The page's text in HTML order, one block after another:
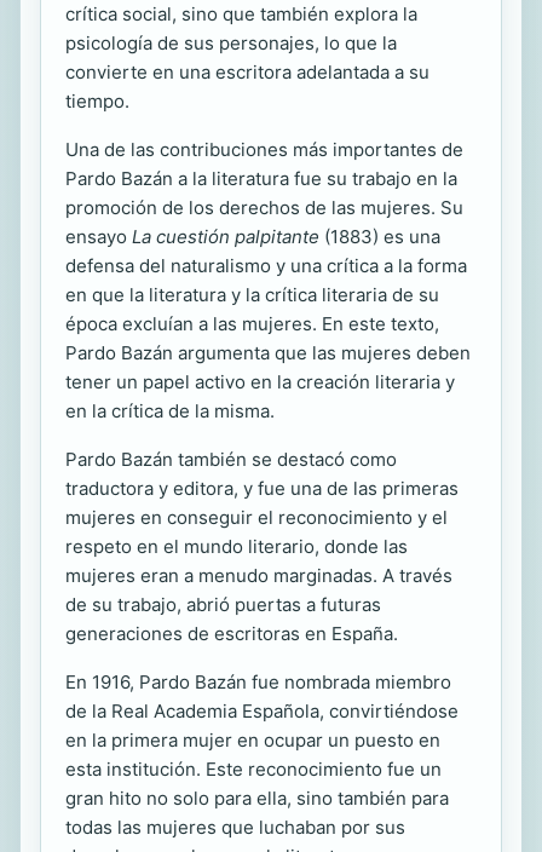
crítica social, sino que también explora la
psicología de sus personajes, lo que la
convierte en una escritora adelantada a su
tiempo.
Una de las contribuciones más importantes de
Pardo Bazán a la literatura fue su trabajo en la
promoción de los derechos de las mujeres. Su
ensayo La cuestión palpitante (1883) es una
defensa del naturalismo y una crítica a la forma
en que la literatura y la crítica literaria de su
época excluían a las mujeres. En este texto,
Pardo Bazán argumenta que las mujeres deben
tener un papel activo en la creación literaria y
en la crítica de la misma.
Pardo Bazán también se destacó como
traductora y editora, y fue una de las primeras
mujeres en conseguir el reconocimiento y el
respeto en el mundo literario, donde las
mujeres eran a menudo marginadas. A través
de su trabajo, abrió puertas a futuras
generaciones de escritoras en España.
En 1916, Pardo Bazán fue nombrada miembro
de la Real Academia Española, convirtiéndose
en la primera mujer en ocupar un puesto en
esta institución. Este reconocimiento fue un
gran hito no solo para ella, sino también para
todas las mujeres que luchaban por sus